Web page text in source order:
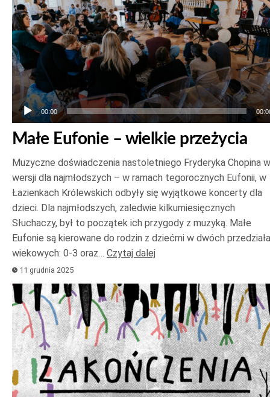
00:00
Małe Eufonie – wielkie przeżycia
Muzyczne doświadczenia nastoletniego Fryderyka Chopina w
wersji dla najmłodszych – w ramach tegorocznych Eufonii, w
Łazienkach Królewskich odbyły się wyjątkowe koncerty dla
dzieci. Dla najmłodszych, zaledwie kilkumiesięcznych
Słuchaczy, był to początek ich przygody z muzyką. Małe
Eufonie są kierowane do rodzin z dziećmi w dwóch
wiekowych: 0-3 oraz… Czytaj dalej
11 grudnia 2025
Odtwarzacz
plików
dźwiękowych